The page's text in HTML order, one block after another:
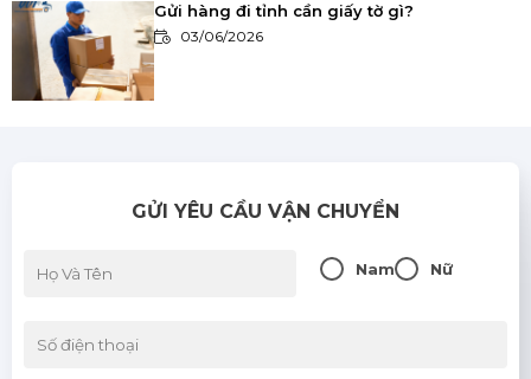
Gửi hàng đi tỉnh cần giấy tờ gì?
03/06/2026
GỬI YÊU CẦU VẬN CHUYỂN
Nam Nữ